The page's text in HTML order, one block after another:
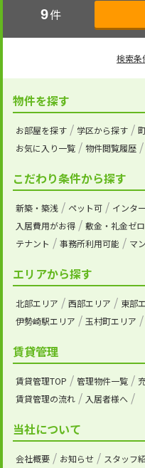
9件
検索条
物件を探す
お部屋を探す 学区から探す
お気に入り一覧
物件閲覧履歴
こだわり条件から探す
新築・築浅 ペット可 インタ
入居費用がお得
敷金・礼金ゼロ
テナント
事務所利用可能 マ
エリアから探す
北部エリア 西部エリア 東部
伊勢崎駅エリア
玉村町エリア
賃貸管理
賃貸管理TOP 管理物件一覧
賃貸管理の流れ
入居者様へ
当社について
会社概要 お知らせ スタッフ